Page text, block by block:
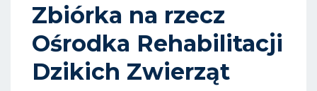
O
N
Zbiórka na rzecz
Ośrodka Rehabilitacji
Dzikich Zwierząt